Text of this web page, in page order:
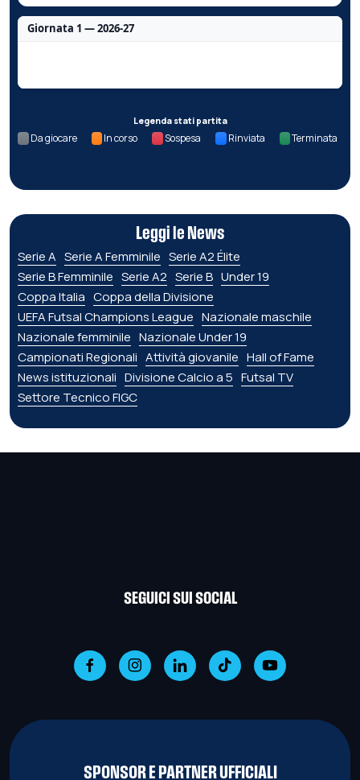
Giornata 1 — 2026-27
Legenda stati partita
Da giocare In corso Sospesa Rinviata Terminata
Leggi le News
Serie A Serie A Femminile Serie A2 Élite
Serie B Femminile Serie A2 Serie B Under 19
Coppa Italia Coppa della Divisione
UEFA Futsal Champions League Nazionale maschile
Nazionale femminile Nazionale Under 19
Campionati Regionali Attività giovanile Hall of Fame
News istituzionali Divisione Calcio a 5 Futsal TV
Settore Tecnico FIGC
SEGUICI SUI SOCIAL
SPONSOR E PARTNER UFFICIALI